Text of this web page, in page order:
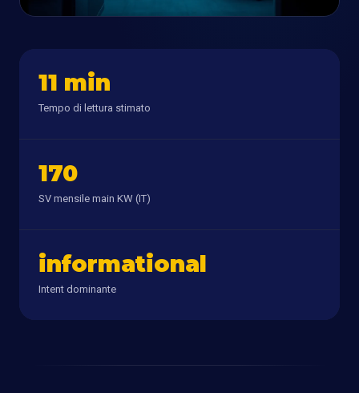
11 min
Tempo di lettura stimato
170
SV mensile main KW (IT)
informational
Intent dominante